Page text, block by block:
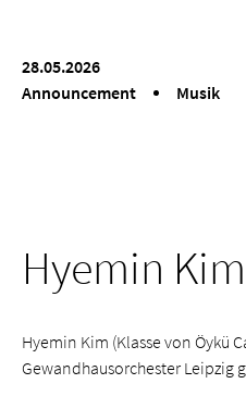
28.05.2026
Announcement
Musik
Hyemin
Hyemin Kim (Klasse von Öykü
Gewandhausorchester Leipzig